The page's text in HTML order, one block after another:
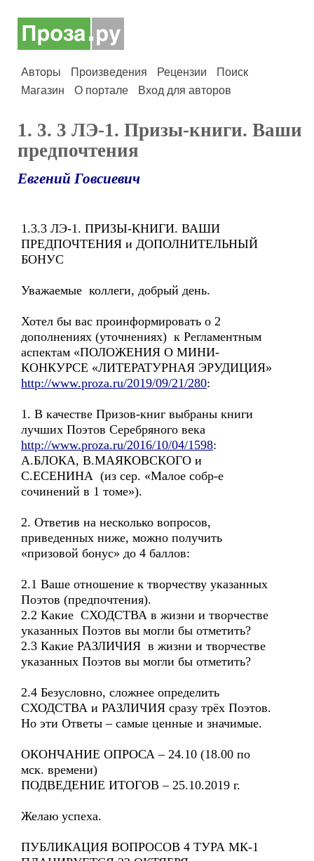
Авторы Произведения Рецензии
Поиск
Магазин
О портале Вход для авторов
1. 3. 3 ЛЭ-1. Призы-книги. Ваши
предпочтения
Евгений Говсиевич
1.3.3 ЛЭ-1. ПРИЗЫ-КНИГИ. ВАШИ
ПРЕДПОЧТЕНИЯ и ДОПОЛНИТЕЛЬНЫЙ
БОНУС
Уважаемые коллеги, добрый день.
Хотел бы вас проинформировать о 2
дополнениях (уточнениях) к Регламентным
аспектам «ПОЛОЖЕНИЯ О МИНИ-
КОНКУРСЕ «ЛИТЕРАТУРНАЯ ЭРУДИЦИЯ»
http://www.proza.ru/2019/09/21/280:
1. В качестве Призов-книг выбраны книги
лучших Поэтов Серебряного века
http://www.proza.ru/2016/10/04/1598:
А.БЛОКА, В.МАЯКОВСКОГО и
С.ЕСЕНИНА (из сер. «Малое собр-е
сочинений в 1 томе»).
2. Ответив на несколько вопросов,
приведенных ниже, можно получить
«призовой бонус» до 4 баллов:
2.1 Ваше отношение к творчеству указанных
Поэтов (предпочтения).
2.2 Какие СХОДСТВА в жизни и творчестве
указанных Поэтов вы могли бы отметить?
2.3 Какие РАЗЛИЧИЯ в жизни и творчестве
указанных Поэтов вы могли бы отметить?
2.4 Безусловно, сложнее определить
СХОДСТВА и РАЗЛИЧИЯ сразу трёх Поэтов.
Но эти Ответы – самые ценные и значимые.
ОКОНЧАНИЕ ОПРОСА – 24.10 (18.00 по
мск. времени)
ПОДВЕДЕНИЕ ИТОГОВ – 25.10.2019 г.
Желаю успеха.
ПУБЛИКАЦИЯ ВОПРОСОВ 4 ТУРА МК-1